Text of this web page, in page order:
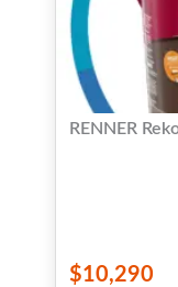
RENNER
$10,290